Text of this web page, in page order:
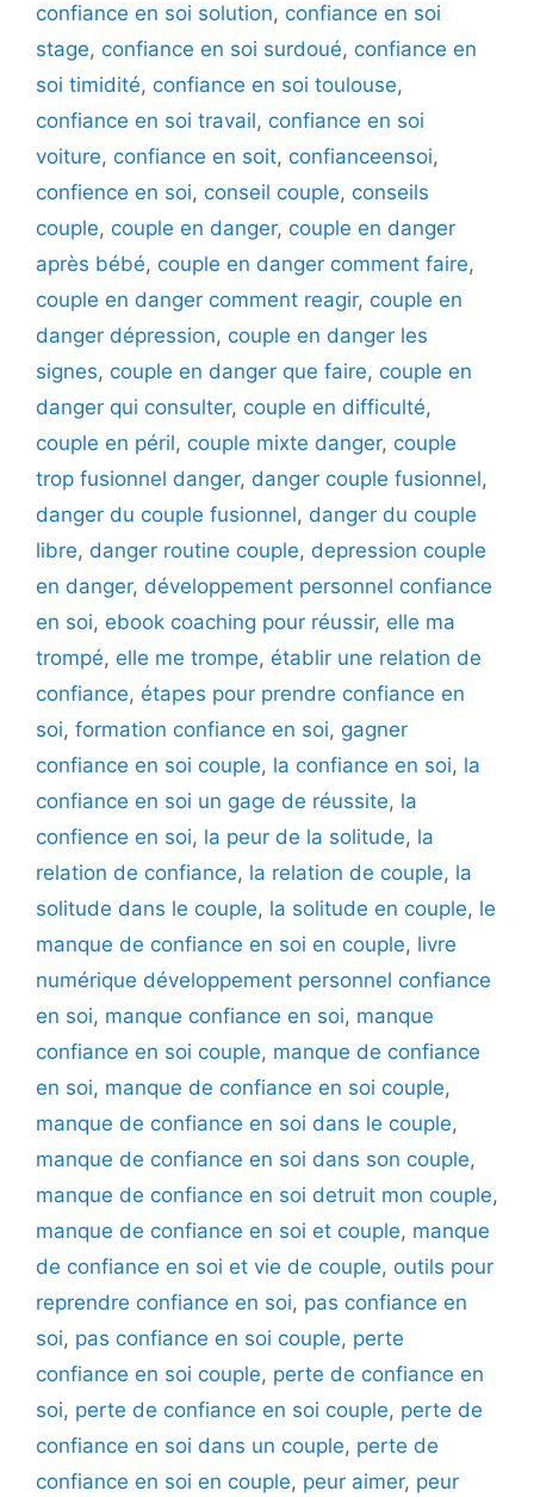
confiance en soi solution, confiance en soi
stage, confiance en soi surdoué, confiance en
soi timidité, confiance en soi toulouse,
confiance en soi travail, confiance en soi
voiture, confiance en soit, confianceensoi,
confience en soi, conseil couple, conseils
couple, couple en danger, couple en danger
après bébé, couple en danger comment faire,
couple en danger comment reagir, couple en
danger dépression, couple en danger les
signes, couple en danger que faire, couple en
danger qui consulter, couple en difficulté,
couple en péril, couple mixte danger, couple
trop fusionnel danger, danger couple fusionnel,
danger du couple fusionnel, danger du couple
libre, danger routine couple, depression couple
en danger, développement personnel confiance
en soi, ebook coaching pour réussir, elle ma
trompé, elle me trompe, établir une relation de
confiance, étapes pour prendre confiance en
soi, formation confiance en soi, gagner
confiance en soi couple, la confiance en soi, la
confiance en soi un gage de réussite, la
confience en soi, la peur de la solitude, la
relation de confiance, la relation de couple, la
solitude dans le couple, la solitude en couple, le
manque de confiance en soi en couple, livre
numérique développement personnel confiance
en soi, manque confiance en soi, manque
confiance en soi couple, manque de confiance
en soi, manque de confiance en soi couple,
manque de confiance en soi dans le couple,
manque de confiance en soi dans son couple,
manque de confiance en soi detruit mon couple,
manque de confiance en soi et couple, manque
de confiance en soi et vie de couple, outils pour
reprendre confiance en soi, pas confiance en
soi, pas confiance en soi couple, perte
confiance en soi couple, perte de confiance en
soi, perte de confiance en soi couple, perte de
confiance en soi dans un couple, perte de
confiance en soi en couple, peur aimer, peur